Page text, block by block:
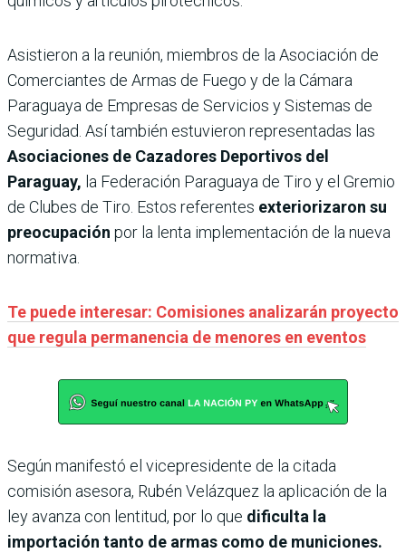
Asistieron a la reunión, miembros de la Asociación de
Comerciantes de Armas de Fuego y de la Cámara
Paraguaya de Empresas de Servicios y Sistemas de
Seguridad. Así también estuvieron representadas las
Asociaciones de Cazadores Deportivos del
Paraguay, la Federación Paraguaya de Tiro y el Gremio
de Clubes de Tiro. Estos referentes exteriorizaron su
preocupación por la lenta implementación de la nueva
normativa.
Te puede interesar: Comisiones analizarán proyecto
que regula permanencia de menores en eventos
Según manifestó el vicepresidente de la citada
comisión asesora, Rubén Velázquez la aplicación de la
ley avanza con lentitud, por lo que dificulta la
importación tanto de armas como de municiones.